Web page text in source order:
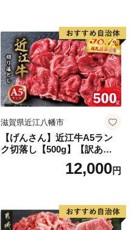
気】(H083106)
滋賀県近江八幡市
【げんさん】近江牛A5ラン
ク切落し【500g】【訳あり】
12,000円